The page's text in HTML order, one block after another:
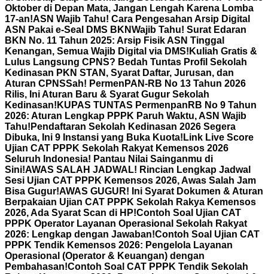
Oktober di Depan Mata, Jangan Lengah Karena Lomba
17-an!ASN Wajib Tahu! Cara Pengesahan Arsip Digital
ASN Pakai e-Seal DMS BKNWajib Tahu! Surat Edaran
BKN No. 11 Tahun 2025: Arsip Fisik ASN Tinggal
Kenangan, Semua Wajib Digital via DMS! Kuliah Gratis &
Lulus Langsung CPNS? Bedah Tuntas Profil Sekolah
Kedinasan PKN STAN, Syarat Daftar, Jurusan, dan
Aturan CPNSSah! PermenPAN-RB No 13 Tahun 2026
Rilis, Ini Aturan Baru & Syarat Gugur Sekolah
Kedinasan! KUPAS TUNTAS PermenpanRB No 9 Tahun
2026: Aturan Lengkap PPPK Paruh Waktu, ASN Wajib
Tahu! Pendaftaran Sekolah Kedinasan 2026 Segera
Dibuka, Ini 9 Instansi yang Buka Kuota! Link Live Score
Ujian CAT PPPK Sekolah Rakyat Kemensos 2026
Seluruh Indonesia! Pantau Nilai Sainganmu di
Sini!AWAS SALAH JADWAL! Rincian Lengkap Jadwal
Sesi Ujian CAT PPPK Kemensos 2026, Awas Salah Jam
Bisa Gugur!AWAS GUGUR! Ini Syarat Dokumen & Aturan
Berpakaian Ujian CAT PPPK Sekolah Rakya Kemensos
2026, Ada Syarat Scan di HP!Contoh Soal Ujian CAT
PPPK Operator Layanan Operasional Sekolah Rakyat
2026: Lengkap dengan Jawaban!Contoh Soal Ujian CAT
PPPK Tendik Kemensos 2026: Pengelola Layanan
Operasional (Operator & Keuangan) dengan
Pembahasan!Contoh Soal CAT PPPK Tendik Sekolah